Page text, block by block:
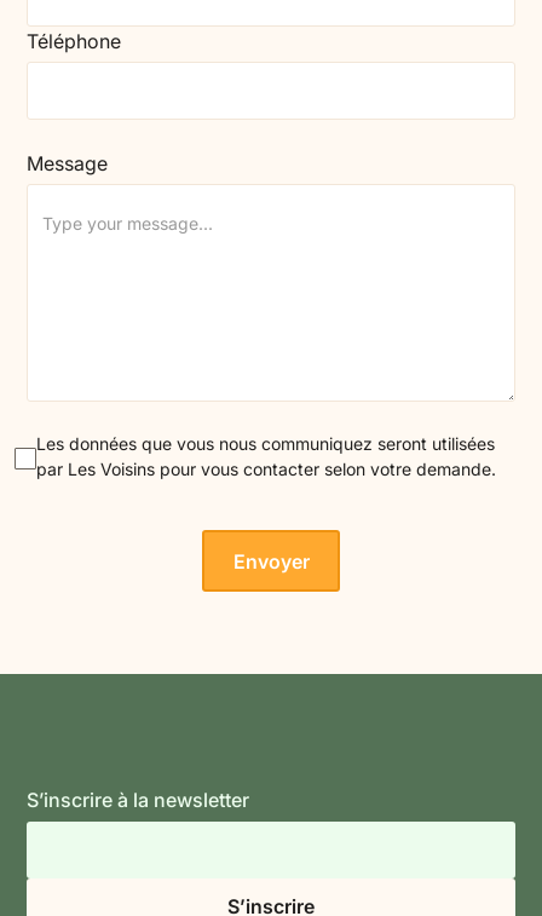
Téléphone
Message
Les données que vous nous communiquez seront utilisées
par Les Voisins pour vous contacter selon votre demande.
S’inscrire à la newsletter